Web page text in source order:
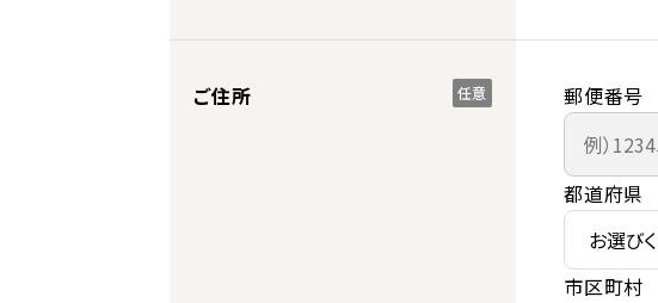
ご住所 任意 郵便番号
都道府県
市区町村